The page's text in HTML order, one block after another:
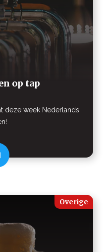
op tap
deze week Nederlands
Overige